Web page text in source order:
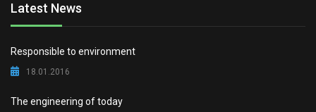
Latest News
Responsible to environment
18.01.2016
The engineering of today